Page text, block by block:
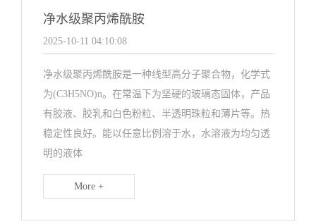
净水级聚丙烯酰胺
2025-10-11 04:10:08
净水级聚丙烯酰胺是一种线型高分子聚合物，化学式
为(C3H5NO)n。在常温下为坚硬的玻璃态固体，产品
有胶液、胶乳和白色粉粒、半透明珠粒和薄片等。热
稳定性良好。能以任意比例溶于水，水溶液为均匀透
明的液体
More +